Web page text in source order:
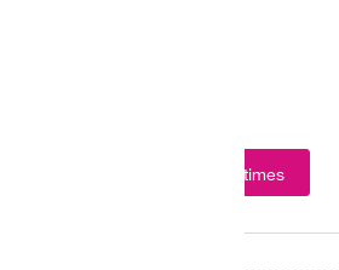
Showtimes